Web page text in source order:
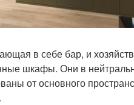
в себе бар, и
шкафы. Они в
от основного